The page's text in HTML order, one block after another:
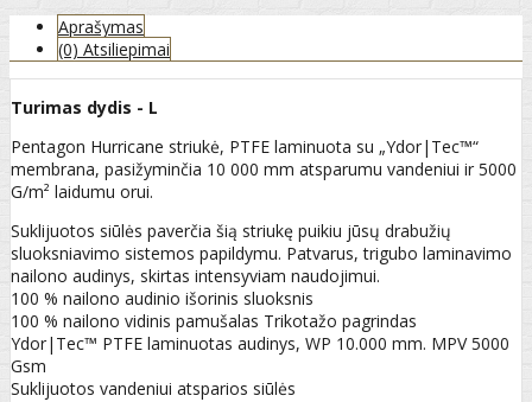
Aprašymas
(0) Atsiliepimai
Turimas dydis - L
Pentagon Hurricane striukė, PTFE laminuota su „Ydor|Tec™“
membrana, pasižyminčia 10 000 mm atsparumu vandeniui ir 5000
G/m² laidumu orui.
Suklijuotos siūlės paverčia šią striukę puikiu jūsų drabužių
sluoksniavimo sistemos papildymu. Patvarus, trigubo laminavimo
nailono audinys, skirtas intensyviam naudojimui.
100 % nailono audinio išorinis sluoksnis
100 % nailono vidinis pamušalas Trikotažo pagrindas
Ydor|Tec™ PTFE laminuotas audinys, WP 10.000 mm. MPV 5000
Gsm
Suklijuotos vandeniui atsparios siūlės